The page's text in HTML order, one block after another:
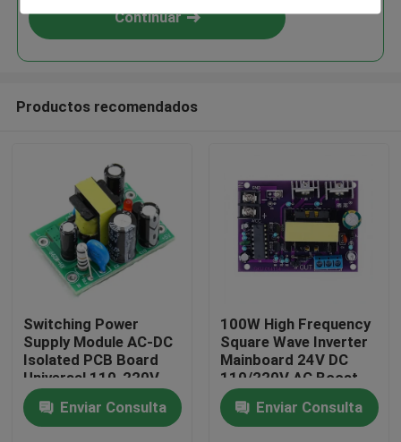
En casa.
Sobre nosotros
Recorrido por la fábrica
Continuar
Productos recomendados
Switching Power
Supply Module AC-DC
Isolated PCB Board
Universal 110-220V
Input Dual Output 12V
0.5A + 5V Compact
Enviar Consulta
100W High Frequency
Square Wave Inverter
Mainboard 24V DC
110/220V AC Boost
Converter Module
Compact Power
Supply AC-DC
Enviar Consulta